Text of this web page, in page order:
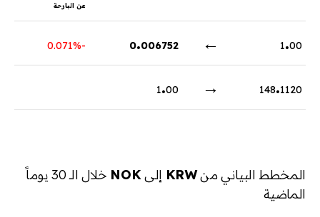
عن البارحة
1.00
←
0.006752
-0.071%
148.1120
→
1.00
المخطط البياني منKRW إلىNOK
خلال الـ 30 يوماً
الماضية